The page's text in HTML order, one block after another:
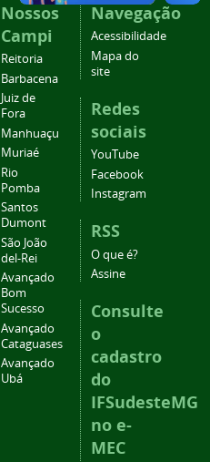
Nossos
Campi
Reitoria
Barbacena
Juiz de
Fora
Manhuaçu
Muriaé
Rio
Pomba
Santos
Dumont
São João
del-Rei
Avançado
Bom
Sucesso
Avançado
Cataguases
Avançado
Ubá
Navegação
Acessibilidade
Mapa do
site
Redes
sociais
YouTube
Facebook
Instagram
RSS
O que é?
Assine
Consulte
o
cadastro
do
IFSudesteMG
no e-
MEC